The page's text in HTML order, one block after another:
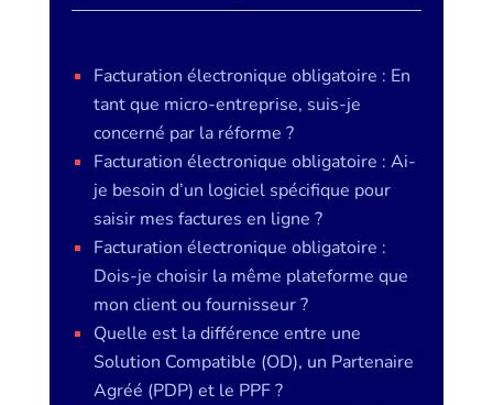
Facturation électronique obligatoire : En
tant que micro-entreprise, suis-je
concerné par la réforme ?
Facturation électronique obligatoire : Ai-
je besoin d’un logiciel spécifique pour
saisir mes factures en ligne ?
Facturation électronique obligatoire :
Dois-je choisir la même plateforme que
mon client ou fournisseur ?
Quelle est la différence entre une
Solution Compatible (OD), un Partenaire
Agréé (PDP) et le PPF ?